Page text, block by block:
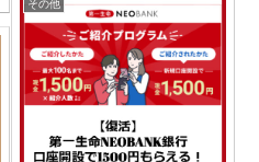
その他